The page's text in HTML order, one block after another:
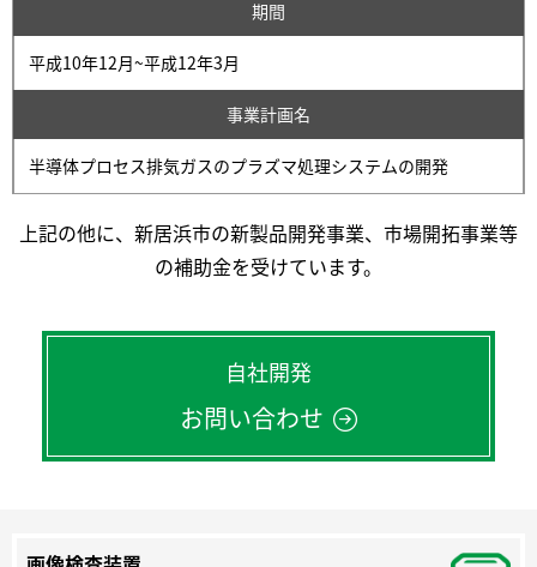
期間
平成10年12月~平成12年3月
事業計画名
半導体プロセス排気ガスのプラズマ処理システムの開発
上記の他に、新居浜市の新製品開発事業、市場開拓事業等
の補助金を受けています。
自社開発
お問い合わせ